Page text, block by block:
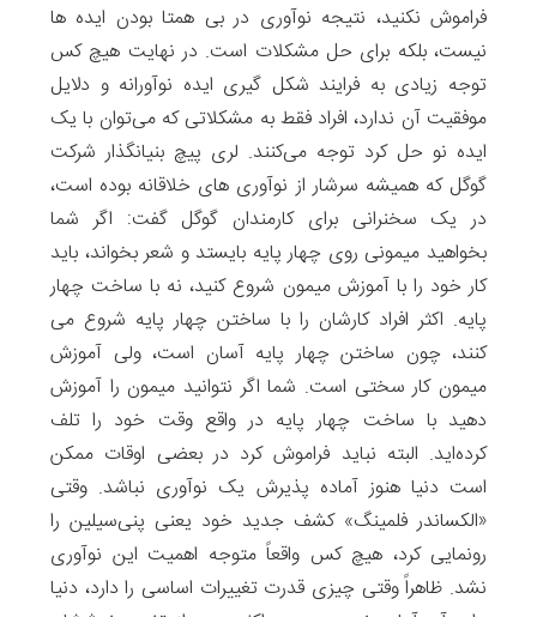
فراموش نکنید، نتیجه نوآوری در بی همتا بودن ایده ها
نیست، بلکه برای حل مشکلات است. در نهایت هیچ کس
توجه زیادی به فرایند شکل گیری ایده‌ نوآورانه و دلایل
موفقیت آن ندارد، افراد فقط به مشکلاتی که می‌توان با یک
ایده نو حل کرد توجه می‌کنند. لری پیچ بنیانگذار شرکت
گوگل که همیشه سرشار از نوآوری های خلاقانه بوده است،
در یک سخنرانی برای کارمندان گوگل گفت: اگر شما
بخواهید میمونی روی چهار پایه بایستد و شعر بخواند، باید
کار خود را با آموزش میمون شروع کنید، نه با ساخت چهار
پایه. اکثر افراد کارشان را با ساختن چهار پایه شروع می
کنند، چون ساختن چهار پایه آسان است، ولی آموزش
میمون کار سختی است. شما اگر نتوانید میمون را آموزش
دهید با ساخت چهار پایه در واقع وقت خود را تلف
کرده‌اید. البته نباید فراموش کرد در بعضی اوقات ممکن
است دنیا هنوز آماده پذیرش یک نوآوری نباشد. وقتی
«الکساندر فلمینگ» کشف جدید خود یعنی پنی‌سیلین را
رونمایی کرد، هیچ کس واقعاً متوجه اهمیت این نوآوری
نشد. ظاهراً وقتی چیزی قدرت تغییرات اساسی را دارد، دنیا